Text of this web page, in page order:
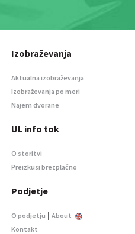
Izobraževanja
Aktualna izobraževanja
Izobraževanja po meri
Najem dvorane
UL info tok
O storitvi
Preizkusi brezplačno
Podjetje
O podjetju | About
Kontakt